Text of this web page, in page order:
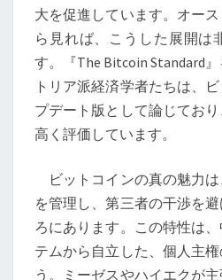
大を促進しています。オー
ら見れば、こうした展開は
す。『The Bitcoin Standard
トリア派経済学者たちは、
プデート版として論じてお
高く評価しています。
ビットコインの真の魅力
を管理し、第三者の干渉を
ろにあります。この特性は
テムから自立した、個人主
う。ミーゼスやハイエクが